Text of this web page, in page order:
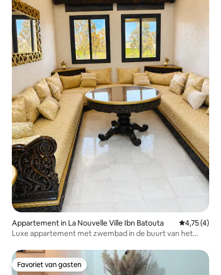
Appartement in La Nouvelle Ville Ibn Batouta
4,75 (4)
Luxe appartement met zwembad in de buurt van het
Favoriet van gasten
Favoriet van gasten